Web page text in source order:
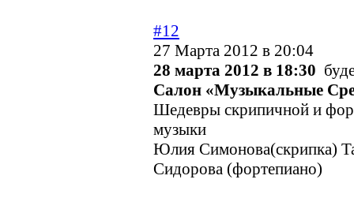
#12
27 Марта 2012 в 20:04
28 марта 2012 в 18:30
Салон «Музыкальные
Шедевры скрипичной и
музыки
Юлия Симонова(скрипка)
Сидорова (фортепиано)